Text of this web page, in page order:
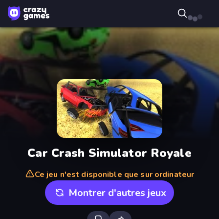
Car Crash Simulator Royale
Ce jeu n'est disponible que sur ordinateur
Montrer d'autres jeux